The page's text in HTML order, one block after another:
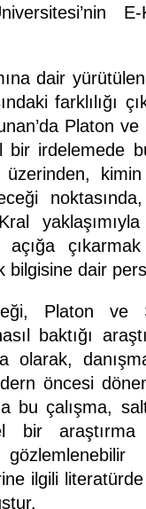
E-
dair
farklılığı
Platon ve
bir irdelemede
bilgisine dair
Platon
baktığı
öncesi
bu çalışma,
bir
ilgili